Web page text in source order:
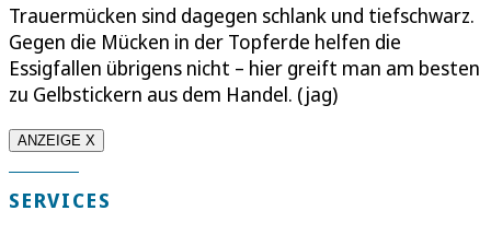
Trauermücken sind dagegen schlank und tiefschwarz.
Gegen die Mücken in der Topferde helfen die
Essigfallen übrigens nicht – hier greift man am besten
zu Gelbstickern aus dem Handel. (jag)
ANZEIGE X
SERVICES